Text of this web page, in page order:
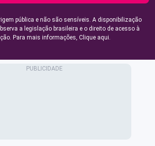
pública e não são sensíveis. A disponibilização
a legislação brasileira e o direito de acesso à
Para mais informações, Clique aqui.